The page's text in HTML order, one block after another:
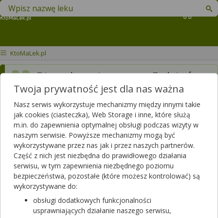
Koszyk
Znajdź lek w swojej okolicy
KtoMaLek.pl
Biorę lavetiracetam 5 dzień
mam pieczenia glowy...na
tym leku może pomaga na
inne rzeczy niestety piecze
glowa jakby to za dużo było
dla mnie dodatkowo biorę
lamilept 175mg który nie
dziala dobrze bo na samym
lamilepcie mam napady i
Twoja prywatność jest dla nas ważna
Nasz serwis wykorzystuje mechanizmy między innymi takie
jak cookies (ciasteczka), Web Storage i inne, które służą
m.in. do zapewnienia optymalnej obsługi podczas wizyty w
naszym serwisie. Powyższe mechanizmy mogą być
wykorzystywane przez nas jak i przez naszych partnerów.
Część z nich jest niezbędna do prawidłowego działania
serwisu, w tym zapewnienia niezbędnego poziomu
bezpieczeństwa, pozostałe (które możesz kontrolować) są
wykorzystywane do:
obsługi dodatkowych funkcjonalności
usprawniających działanie naszego serwisu,